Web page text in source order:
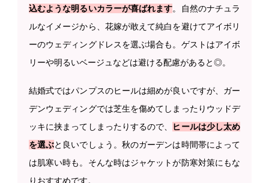
込むような明るいカラーが喜ばれます。自然のナチュラ
ルなイメージから、花嫁が敢えて純白を避けてアイボリ
ーのウェディングドレスを選ぶ場合も。ゲストはアイボ
リーや明るいベージュなどは避ける配慮があると◎。
結婚式ではパンプスのヒールは細めが良いですが、ガー
デンウェディングでは芝生を傷めてしまったりウッドデ
ッキに挟まってしまったりするので、 ヒールは少し太め
を選ぶと良いでしょう。秋のガーデンは時間帯によって
は肌寒い時も。そんな時はジャケットが防寒対策にもな
りおすすめです。